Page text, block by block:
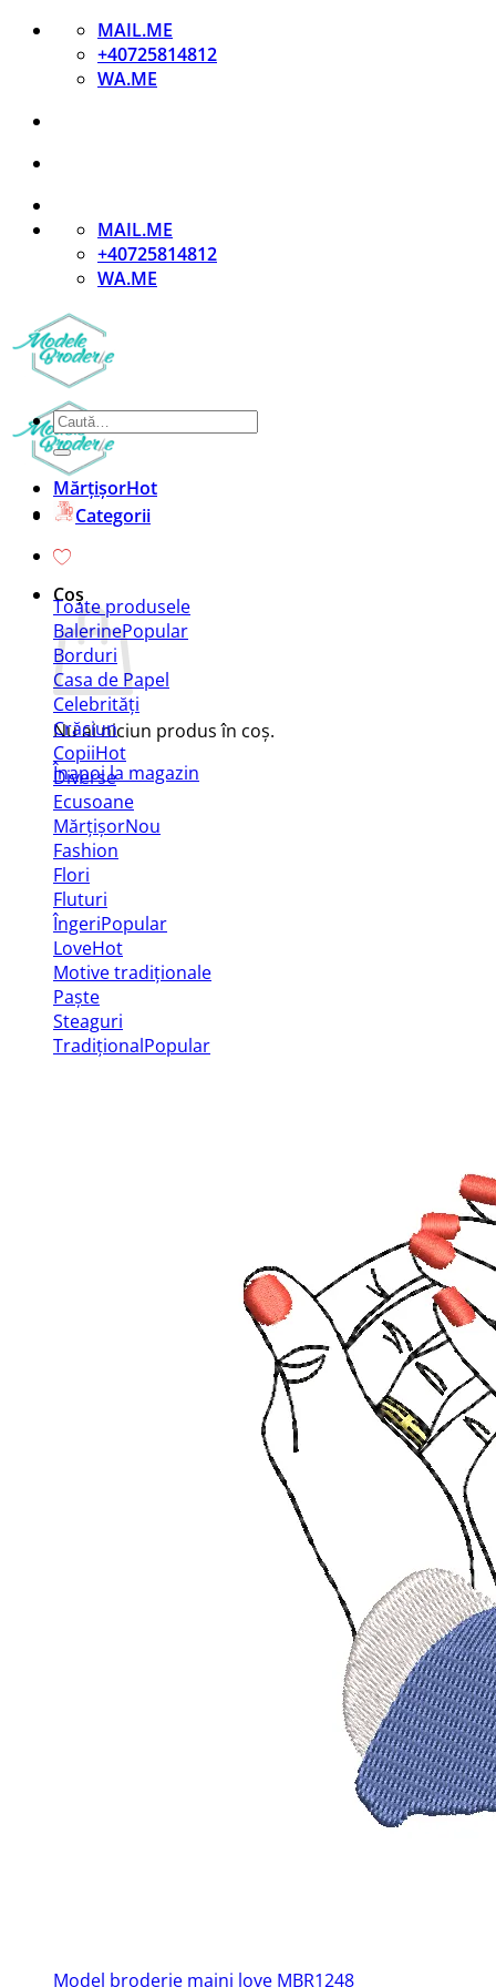
Skip
MAIL.ME
+40725814812
WA.ME
MAIL.ME
+40725814812
WA.ME
Coș
Nu ai niciun produs în coș.
Înapoi la magazin
Caută
după:
Mărțișor
Categorii
Toate produsele
Balerine
Borduri
Casa de Papel
Celebrități
Crăciun
Copii
Diverse
Ecusoane
Mărțișor
Fashion
Flori
Fluturi
Îngeri
Love
Motive tradiționale
Paște
Steaguri
Tradițional
Model broderie maini love MBR1248